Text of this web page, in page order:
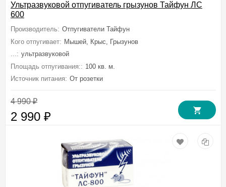
Ультразвуковой отпугиватель грызунов Тайфун ЛС
600
Производитель: Отпугиватели Тайфун
Кого отпугивает: Мышей, Крыс, Грызунов
...: ультразвуковой
Площадь отпугивания:: 100 кв. м.
Источник питания: От розетки
4 990₽
2 990 ₽